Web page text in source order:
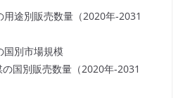
途別販売数量（2020年-2031
国別市場規模
国別販売数量（2020年-2031